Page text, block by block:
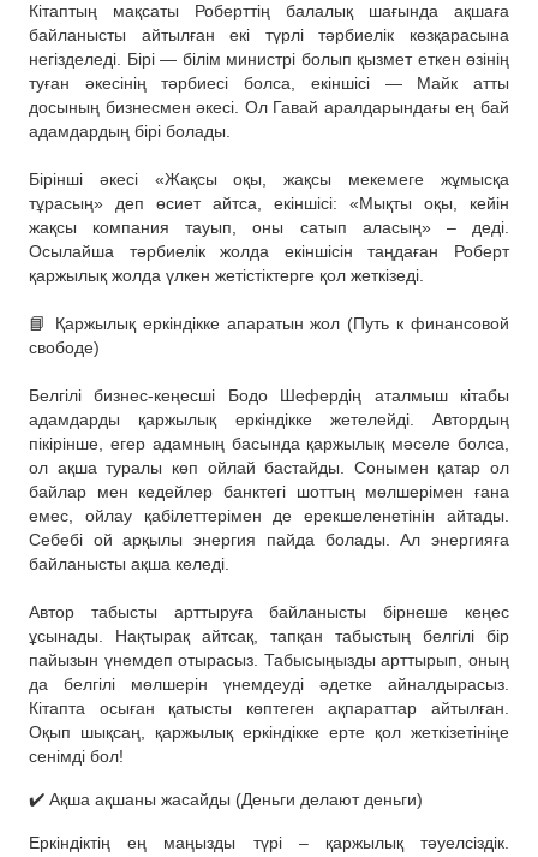
Кітаптың мақсаты Роберттің балалық шағында ақшаға
байланысты айтылған екі түрлі тәрбиелік көзқарасына
негізделеді. Бірі — білім министрі болып қызмет еткен өзінің
туған әкесінің тәрбиесі болса, екіншісі — Майк атты
досының бизнесмен әкесі. Ол Гавай аралдарындағы ең бай
адамдардың бірі болады.
Бірінші әкесі «Жақсы оқы, жақсы мекемеге жұмысқа
тұрасың» деп өсиет айтса, екіншісі: «Мықты оқы, кейін
жақсы компания тауып, оны сатып аласың» – деді.
Осылайша тәрбиелік жолда екіншісін таңдаған Роберт
қаржылық жолда үлкен жетістіктерге қол жеткізеді.
📘 Қаржылық еркіндікке апаратын жол (Путь к финансовой
свободе)
Белгілі бизнес-кеңесші Бодо Шефердің аталмыш кітабы
адамдарды қаржылық еркіндікке жетелейді. Автордың
пікірінше, егер адамның басында қаржылық мәселе болса,
ол ақша туралы көп ойлай бастайды. Сонымен қатар ол
байлар мен кедейлер банктегі шоттың мөлшерімен ғана
емес, ойлау қабілеттерімен де ерекшеленетінін айтады.
Себебі ой арқылы энергия пайда болады. Ал энергияға
байланысты ақша келеді.
Автор табысты арттыруға байланысты бірнеше кеңес
ұсынады. Нақтырақ айтсақ, тапқан табыстың белгілі бір
пайызын үнемдеп отырасыз. Табысыңызды арттырып, оның
да белгілі мөлшерін үнемдеуді әдетке айналдырасыз.
Кітапта осыған қатысты көптеген ақпараттар айтылған.
Оқып шықсаң, қаржылық еркіндікке ерте қол жеткізетініңе
сенімді бол!
✔️ Ақша ақшаны жасайды (Деньги делают деньги)
Еркіндіктің ең маңызды түрі – қаржылық тәуелсіздік.